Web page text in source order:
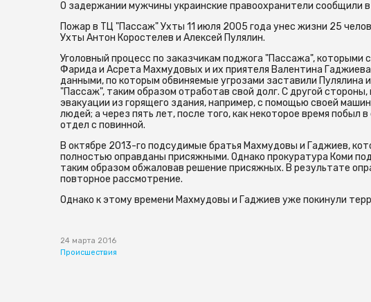
О задержании мужчины украинские правоохранители сообщили
Пожар в ТЦ "Пассаж" Ухты 11 июля 2005 года унес жизни 25
Ухты Антон Коростелев и Алексей Пулялин.
Уголовный процесс по заказчикам поджога "Пассажа",
Фарида и Асрета Махмудовых и их приятеля Валентина
данными, по которым обвиняемые угрозами заставили Пулялина
"Пассаж", таким образом отработав свой долг. С другой
эвакуации из горящего здания, например, с помощью своей
людей; а через пять лет, после того, как некоторое время
отдел с повинной.
В октябре 2013-го подсудимые братья Махмудовы и Гаджиев,
полностью оправданы присяжными. Однако прокуратура Коми
таким образом обжаловав решение присяжных. В результате
повторное рассмотрение.
Однако к этому времени Махмудовы и Гаджиев уже покинули
24 марта 2016
Происшествия